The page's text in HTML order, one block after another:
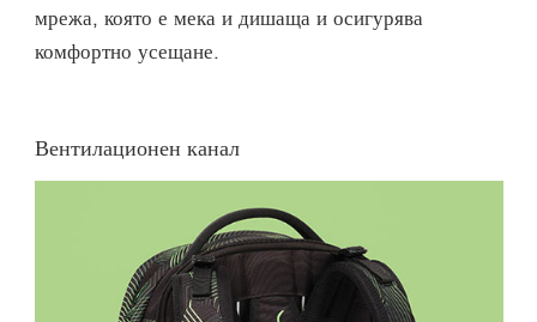
мрежа, която е мека и дишаща и осигурява
комфортно усещане.
Вентилационен канал